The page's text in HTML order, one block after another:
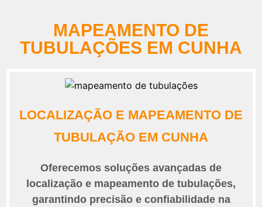
MAPEAMENTO DE
TUBULAÇÕES EM CUNHA
LOCALIZAÇÃO E MAPEAMENTO DE
TUBULAÇÃO EM CUNHA
Oferecemos soluções avançadas de
localização e mapeamento de tubulações,
garantindo precisão e confiabilidade na